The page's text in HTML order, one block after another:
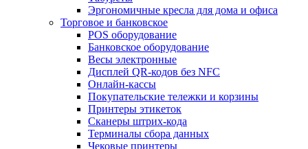
Эргономичные кресла для дома и офиса
Торговое и банковское
POS оборудование
Банковское оборудование
Весы электронные
Дисплей QR-кодов без NFC
Онлайн-кассы
Покупательские тележки и корзины
Принтеры этикеток
Сканеры штрих-кода
Терминалы сбора данных
Чековые принтеры